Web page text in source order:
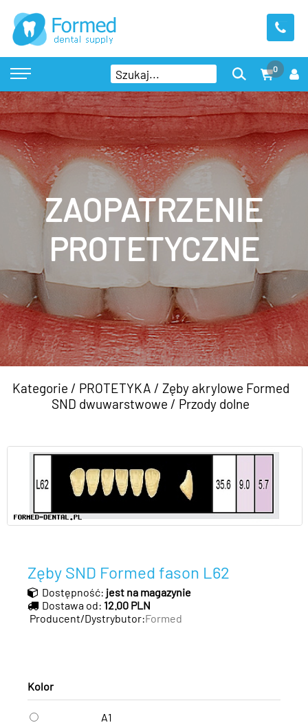
0
ZAOPATRZENIE
PROTETYCZNE
Kategorie / PROTETYKA / Zęby akrylowe Formed
SND dwuwarstwowe / Przody dolne
Zęby SND Formed fason L62
Dostępność: jest na magazynie
Dostawa od: 12.00 PLN
Producent/Dystrybutor:Formed
Kolor
A1